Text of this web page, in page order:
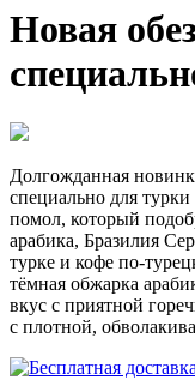
Новая
Долгожданная
специально для
помол, который
арабика, Бразилия
турке и кофе по-
тёмная обжарка
вкус с приятной
с плотной,